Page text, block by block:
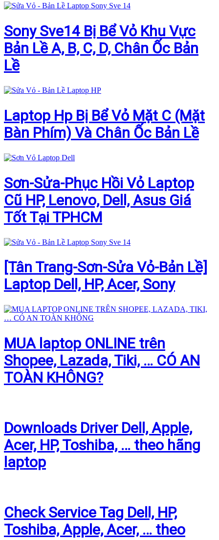
Sony Sve14 Bị Bể Vỏ Khu Vực
Bản Lề A, B, C, D, Chân Ốc Bản
Lề
Laptop Hp Bị Bể Vỏ Mặt C (Mặt
Bàn Phím) Và Chân Ốc Bản Lề
Sơn-Sửa-Phục Hồi Vỏ Laptop
Cũ HP, Lenovo, Dell, Asus Giá
Tốt Tại TPHCM
[Tân Trang-Sơn-Sửa Vỏ-Bản Lề]
Laptop Dell, HP, Acer, Sony
MUA laptop ONLINE trên
Shopee, Lazada, Tiki, … CÓ AN
TOÀN KHÔNG?
Downloads Driver Dell, Apple,
Acer, HP, Toshiba, … theo hãng
laptop
Check Service Tag Dell, HP,
Toshiba, Apple, Acer, … theo